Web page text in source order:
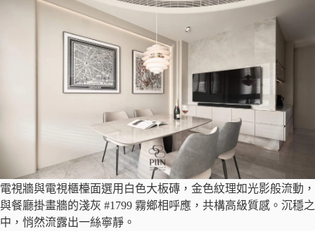
電視牆與電視櫃檯面選用白色大板磚，金色紋理如光影般流動，
與餐廳掛畫牆的淺灰 #1799 霧鄉相呼應，共構高級質感。沉穩之
中，悄然流露出一絲寧靜。